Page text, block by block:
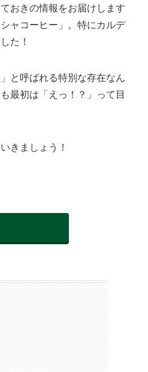
おきの情報をお届けします
ャコーヒー」。特にカルデ
た！
と呼ばれる特別な存在なん
最初は「えっ！？」って目
きましょう！